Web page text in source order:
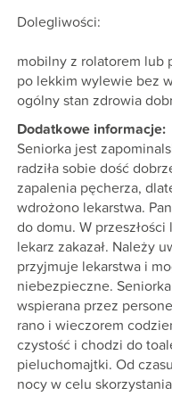
Dolegliwości:
mobilny z rolatorem lub
po lekkim wylewie bez
ogólny stan zdrowia
Dodatkowe informacje:
Seniorka jest
radziła sobie dość
zapalenia pęcherza,
wdrożono lekarstwa.
do domu. W
lekarz zakazał. Należy
przyjmuje lekarstwa i
niebezpieczne.
wspierana przez
rano i wieczorem
czystość i chodzi do
pieluchomajtki. Od
nocy w celu